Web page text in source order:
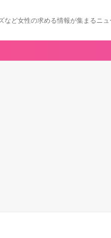
など女性の求める情報が集まるニュ